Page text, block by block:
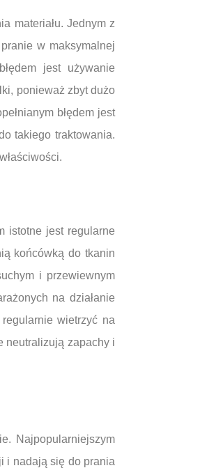
materiału. Jednym z
w maksymalnej
jest używanie
ponieważ zbyt dużo
błędem jest
takiego traktowania.
istotne jest regularne
końcówką do tkanin
i przewiewnym
na działanie
wietrzyć na
neutralizują zapachy i
Najpopularniejszym
i nadają się do prania